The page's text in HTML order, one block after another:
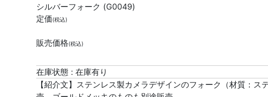
シルバーフォーク (G0049)
定価(税込)
販売価格(税込)
在庫状態 : 在庫有り
【紹介文】ステンレス製カメラデザインのフォーク（材質：